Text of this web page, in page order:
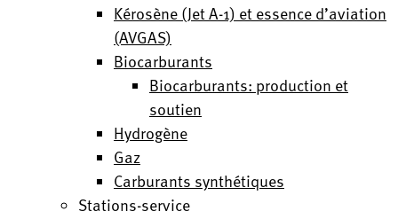
Kérosène (Jet A-1) et essence d’aviation
(AVGAS)
Biocarburants
Biocarburants: production et
soutien
Hydrogène
Gaz
Carburants synthétiques
Stations-service